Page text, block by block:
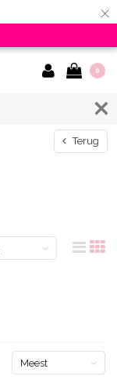
×
0
Terug
Meest